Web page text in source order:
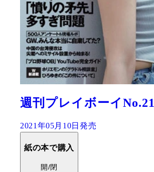
週刊プレイボーイNo.21
2021年05月10日発売
紙の本で購入
開/閉